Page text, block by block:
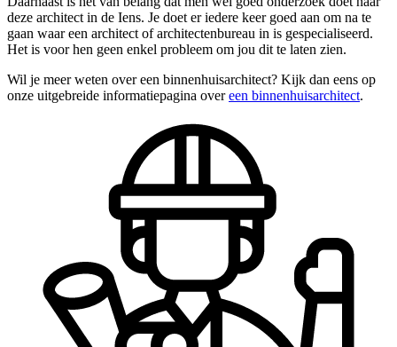
deze architect in de Iens. Je doet er iedere keer goed aan om na te
gaan waar een architect of architectenbureau in is gespecialiseerd.
Het is voor hen geen enkel probleem om jou dit te laten zien.
Wil je meer weten over een binnenhuisarchitect? Kijk dan eens op
onze uitgebreide informatiepagina overeen binnenhuisarchitect.